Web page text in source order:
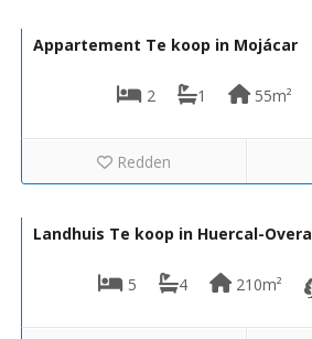
Appartement Te koop in Mojácar
2 1 55m²
Redden
Landhuis Te koop in Huercal-Overa
5 4 210m²